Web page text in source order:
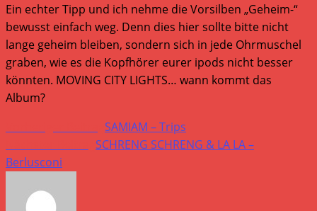
Ein echter Tipp und ich nehme die Vorsilben „Geheim-“
bewusst einfach weg. Denn dies hier sollte bitte nicht
lange geheim bleiben, sondern sich in jede Ohrmuschel
graben, wie es die Kopfhörer eurer ipods nicht besser
könnten. MOVING CITY LIGHTS… wann kommt das
Album?
Weitere
Artikel
ansehen
SAMIAM – Trips
SCHRENG SCHRENG & LA LA –
Berlusconi